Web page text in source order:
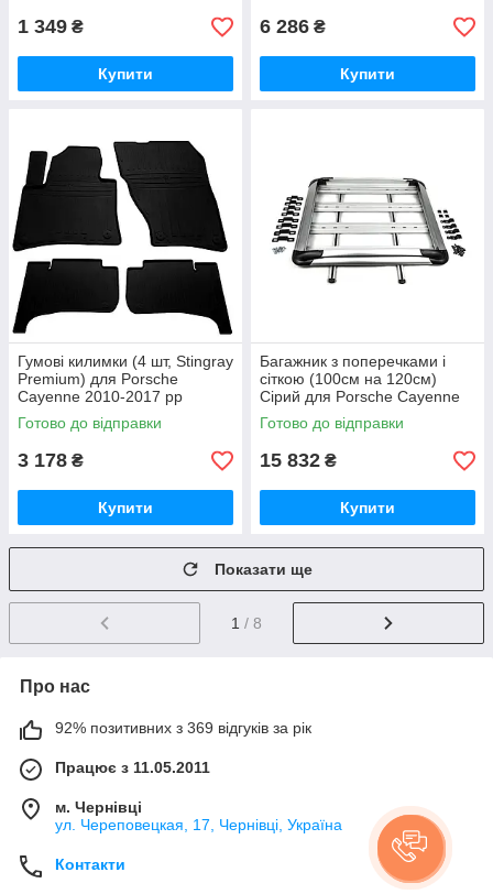
1 349 ₴
Купити
6 286 ₴
Купити
Гумові килимки (4 шт, Stingray
Premium) для Porsche
Cayenne 2010-2017 рр
Готово до відправки
3 178 ₴
Купити
Багажник з поперечками і
сіткою (100см на 120см)
Сірий для Porsche Cayenne
2010-2017 рр
Готово до відправки
15 832 ₴
Купити
Показати ще
1 / 8
Про нас
92% позитивних з 369 відгуків за рік
Працює з 11.05.2011
м. Чернівці
ул. Череповецкая, 17, Чернівці, Україна
Контакти